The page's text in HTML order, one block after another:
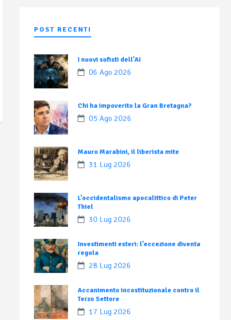
POST RECENTI
I nuovi sofisti dell’AI
06 Ago 2026
Chi ha impoverito la Gran Bretagna?
05 Ago 2026
Mauro Marabini, il liberista mite
31 Lug 2026
L’occidentalismo apocalittico di Peter
Thiel
30 Lug 2026
Investimenti esteri: l’eccezione diventa
regola
28 Lug 2026
Accanimento incostituzionale contro il
Terzo Settore
17 Lug 2026